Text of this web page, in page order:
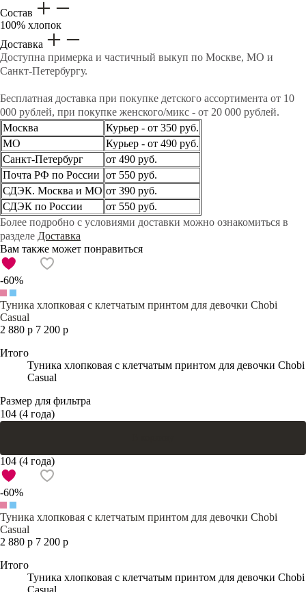
Состав
100% хлопок
Доставка
Доступна примерка и частичный выкуп по Москве, МО и
Санкт-Петербургу.
Бесплатная доставка при покупке детского ассортимента от 10
000 рублей, при покупке женского/микс - от 20 000 рублей.
Москва
Курьер - от 350 руб.
МО
Курьер - от 490 руб.
Санкт-Петербург
от 490 руб.
Почта РФ по России от 550 руб.
СДЭК. Москва и МО от 390 руб.
СДЭК по России
от 550 руб.
Более подробно с условиями доставки можно ознакомиться в
разделе Доставка
Вам также может понравиться
-60%
Туника хлопковая с клетчатым принтом для девочки Chobi
Casual
2 880 р 7 200 р
Итого
Туника хлопковая с клетчатым принтом для девочки Chobi
Casual
Размер для фильтра
104 (4 года)
104 (4 года)
-60%
Туника хлопковая с клетчатым принтом для девочки Chobi
Casual
2 880 р 7 200 р
Итого
Туника хлопковая с клетчатым принтом для девочки Chobi
Casual